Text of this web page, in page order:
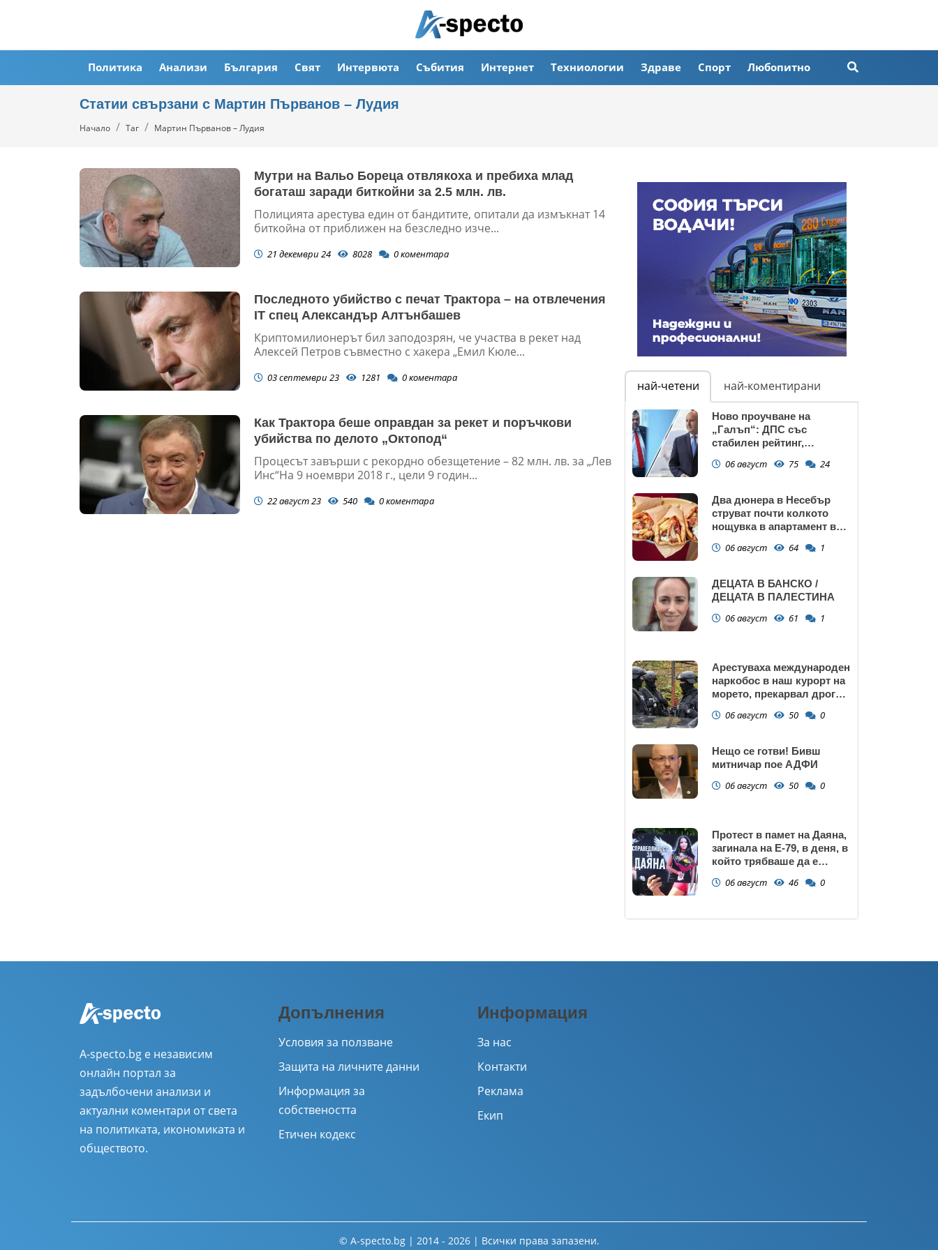
Политика Анализи България Свят Интервюта Събития Интернет Техниологии Здраве Спорт Любопитно
Статии свързани с Мартин Първанов – Лудия
Начало Таг Мартин Първанов – Лудия
Мутри на Вальо Бореца отвлякоха и пребиха млад
богаташ заради биткойни за 2.5 млн. лв.
Полицията арестува един от бандитите, опитали да измъкнат 14
биткойна от приближен на безследно изче...
21 декември 24 8028 0коментара
Последното убийство с печат Трактора – на отвлечения
IT спец Александър Алтънбашев
Криптомилионерът бил заподозрян, че участва в рекет над
Алексей Петров съвместно с хакера „Емил Кюле...
03 септември 23 1281 0коментара
Как Трактора беше оправдан за рекет и поръчкови
убийства по делото „Октопод“
Процесът завърши с рекордно обезщетение – 82 млн. лв. за „Лев
Инс“На 9 ноември 2018 г., цели 9 годин...
22 август 23 540 0коментара
най-четени най-коментирани
Ново проучване на
„Галъп“: ДПС със
стабилен рейтинг,
запазва
06 август 75 24
Два дюнера в Несебър
струват почти колкото
нощувка в апартамент в
06 август 64 1
ДЕЦАТА В БАНСКО /
ДЕЦАТА В ПАЛЕСТИНА
06 август 61 1
Арестуваха международен
наркобос в наш курорт на
морето, прекарвал дрога
06 август 50 0
Нещо се готви! Бивш
митничар пое АДФИ
06 август 50 0
Протест в памет на Даяна,
загинала на Е-79, в деня, в
който трябваше да е
06 август 46 0
A-specto.bg е независим
онлайн портал за
задълбочени анализи и
актуални коментари от света
на политиката, икономиката и
обществото.
Допълнения
Условия за ползване
Защита на личните данни
Информация за
собствеността
Етичен кодекс
Информация
За нас
Контакти
Реклама
Екип
© A-specto.bg | 2014 - 2026 | Всички права запазени.